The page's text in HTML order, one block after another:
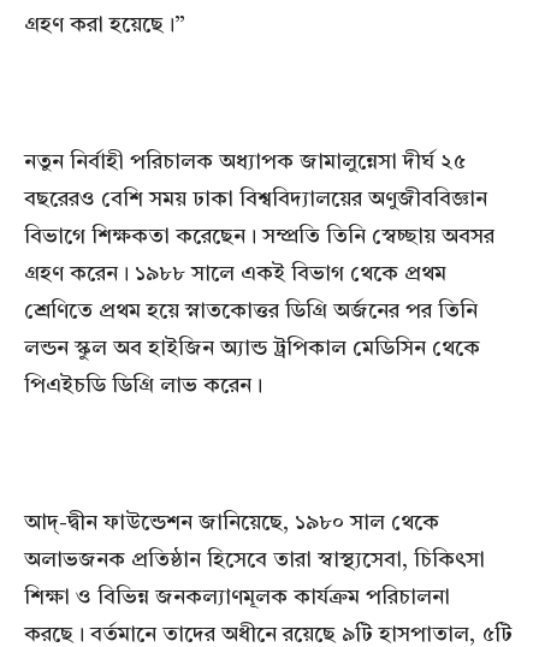
গ্রহণ করা হয়েছে।”
নতুন নির্বাহী পরিচালক অধ্যাপক জামালুন্নেসা দীর্ঘ ২৫
বছরেরও বেশি সময় ঢাকা বিশ্ববিদ্যালয়ের অণুজীববিজ্ঞান
বিভাগে শিক্ষকতা করেছেন। সম্প্রতি তিনি স্বেচ্ছায় অবসর
গ্রহণ করেন। ১৯৮৮ সালে একই বিভাগ থেকে প্রথম
শ্রেণিতে প্রথম হয়ে স্নাতকোত্তর ডিগ্রি অর্জনের পর তিনি
লন্ডন স্কুল অব হাইজিন অ্যান্ড ট্রপিকাল মেডিসিন থেকে
পিএইচডি ডিগ্রি লাভ করেন।
আদ্-দ্বীন ফাউন্ডেশন জানিয়েছে, ১৯৮০ সাল থেকে
অলাভজনক প্রতিষ্ঠান হিসেবে তারা স্বাস্থ্যসেবা, চিকিৎসা
শিক্ষা ও বিভিন্ন জনকল্যাণমূলক কার্যক্রম পরিচালনা
করছে। বর্তমানে তাদের অধীনে রয়েছে ৯টি হাসপাতাল, ৫টি